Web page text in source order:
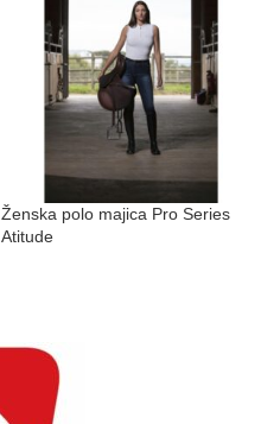
Ženska polo majica Pro Series
Atitude